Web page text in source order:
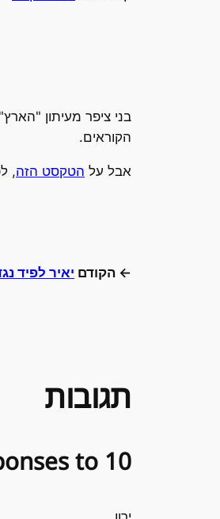
בני ציפר מעיתון
הקוראים.
אבל על הטקסט הזה,
← הקודם יאיר לפיד
תגובות
10 responses to “בני ציפר נגד לימור לבנת”